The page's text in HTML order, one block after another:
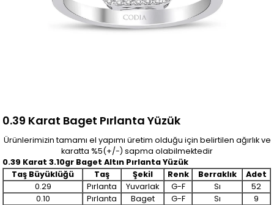
0.39 Karat Baget Pırlanta Yüzük
Ürünlerimizin tamamı el yapımı üretim olduğu için belirtilen ağırlık ve
karatta %5(+/-) sapma olabilmektedir
0.39 Karat 3.10gr Baget Altın Pırlanta Yüzük
Taş Büyüklüğü
Taş Şekil Renk Berraklık
Adet
0.29
Pırlanta Yuvarlak G-F Sı
52
0.10
Pırlanta Baget G-F Sı
9